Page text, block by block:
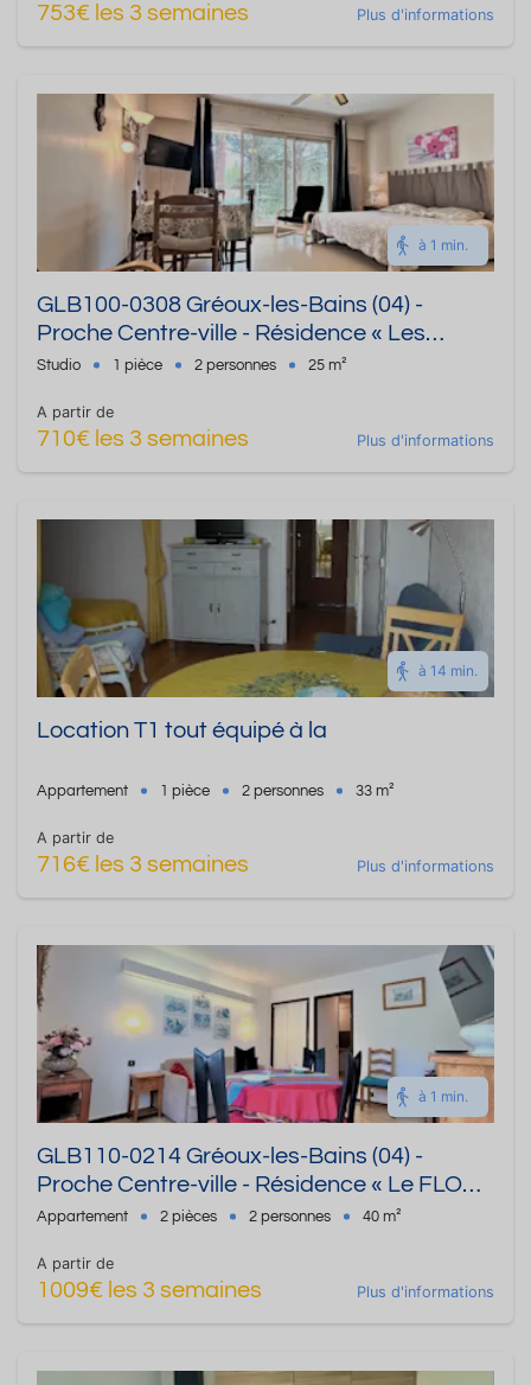
753€ les 3 semaines Plus d'informations
à 1 min.
GLB100-0308 Gréoux-les-Bains (04) -
Proche Centre-ville - Résidence « Les
Cèdres » Studio de 25 m² - Jusqu'à 2
Studio 1 pièce 2 personnes 25 m²
A partir de
710€ les 3 semaines Plus d'informations
à 14 min.
Location T1 tout équipé à la
Appartement 1 pièce 2 personnes 33 m²
A partir de
716€ les 3 semaines Plus d'informations
à 1 min.
GLB110-0214 Gréoux-les-Bains (04) -
Proche Centre-ville - Résidence « Le FLORE
» Appartement de type 2 de 40m² - Jusqu'à
Appartement 2 pièces 2 personnes 40 m²
A partir de
1009€ les 3 semaines Plus d'informations